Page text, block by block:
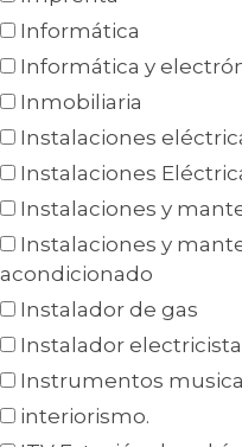
Informática
Informática y
Inmobiliaria
Instalaciones
Instalaciones
Instalaciones y
Instalaciones y
acondicionado
Instalador de gas
Instalador electricista
Instrumentos
interiorismo.